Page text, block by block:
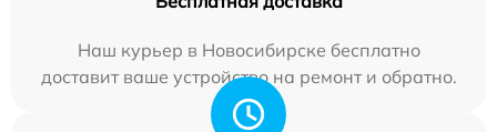
Наш курьер в Новосибирске бесплатно
доставит ваше устройство на ремонт и обратно.